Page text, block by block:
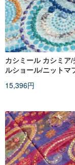
カシミール カシミア
ルショール/ニットマ
15,396円